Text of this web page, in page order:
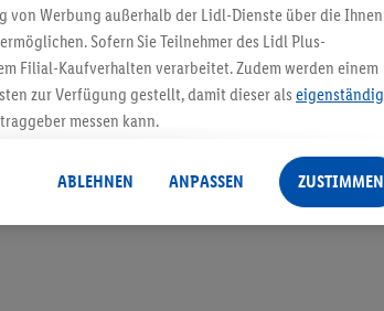
Gutschein sichern!
Werbung außerhalb der Lidl-Dienste über die Ihnen
Sofern Sie Teilnehmer des Lidl Plus-
Filial-Kaufverhalten verarbeitet. Zudem werden einem
zur Verfügung gestellt, damit dieser als eigenständig
messen kann.
Daten (z.B. über Ihre Nutzung der Lidl-Dienste, Ihr
- z.B. Alter oder Geschlecht - sowie Ihre
Lidl-Dienste hinweg einschließlich dem Speichern von
ABLEHNEN ANPASSEN ZUSTIMMEN